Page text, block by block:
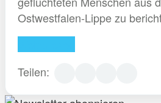
Ostwestfalen-Lippe zu
Teilen: